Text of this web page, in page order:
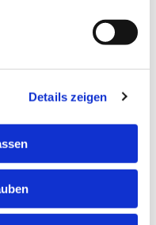
Details zeigen